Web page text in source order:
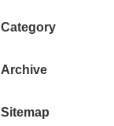
Category
Archive
Sitemap
者
Googleは二段
いですから。
タイトルで言い